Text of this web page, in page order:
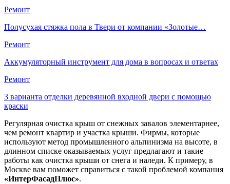
Ремонт
Полусухая стяжка пола в Твери от компании «Золотые…
Ремонт
Аккумуляторный инструмент для дома в вопросах и ответах
Ремонт
3 варианта отделки деревянной входной двери с помощью
краски
Регулярная очистка крыш от снежных завалов элементарнее,
чем ремонт квартир и участка крыши. Фирмы, которые
используют метод промышленного альпинизма на высоте, в
длинном списке оказываемых услуг предлагают и такие
работы как очистка крыши от снега и наледи. К примеру, в
Москве вам поможет справиться с такой проблемой компания
«ИнтерФасадПлюс».